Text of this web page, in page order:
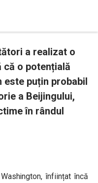
a realizat o
că o potențială
este puțin probabil
a Beijingului,
în rândul
înființat încă